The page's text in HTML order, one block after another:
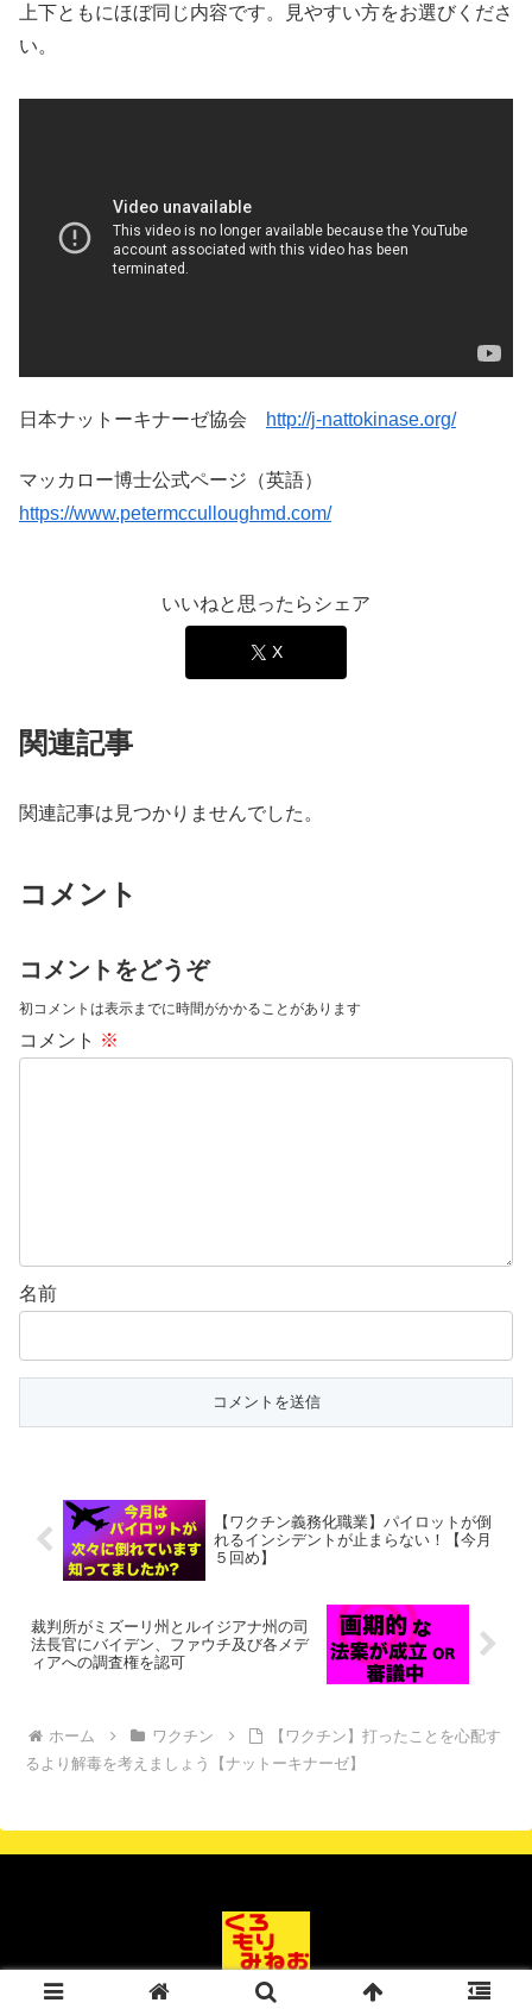
上下ともにほぼ同じ内容です。見やすい方をお選びくださ
い。
日本ナットーキナーゼ協会 http://j-nattokinase.org/
マッカロー博士公式ページ（英語）
https://www.petermcculloughmd.com/
いいねと思ったらシェア
X
関連記事
関連記事は見つかりませんでした。
コメント
コメントをどうぞ
初コメントは表示までに時間がかかることがあります
コメント ※
名前
【ワクチン義務化職業】パイロットが倒
れるインシデントが止まらない！【今月
５回め】
裁判所がミズーリ州とルイジアナ州の司
法長官にバイデン、ファウチ及び各メデ
ィアへの調査権を認可
ホーム ワクチン
【ワクチン】打ったことを心配す
るより解毒を考えましょう【ナットーキナーゼ】
© 2019 黒森ミネオ.com.